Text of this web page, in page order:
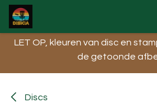
Overslaan naar inhoud
LET OP, kleuren van disc en
de getoonde
Discs